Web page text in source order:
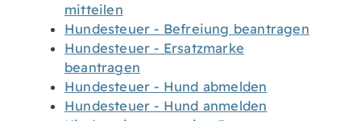
mitteilen
Hundesteuer - Befreiung beantragen
Hundesteuer - Ersatzmarke
beantragen
Hundesteuer - Hund abmelden
Hundesteuer - Hund anmelden